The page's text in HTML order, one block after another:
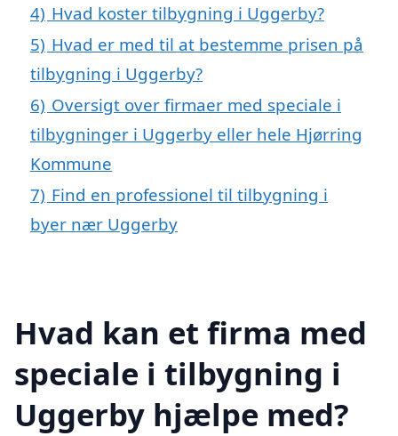
4) Hvad koster tilbygning i Uggerby?
5) Hvad er med til at bestemme prisen på
tilbygning i Uggerby?
6) Oversigt over firmaer med speciale i
tilbygninger i Uggerby eller hele Hjørring
Kommune
7) Find en professionel til tilbygning i
byer nær Uggerby
Hvad kan et firma med
speciale i tilbygning i
Uggerby hjælpe med?